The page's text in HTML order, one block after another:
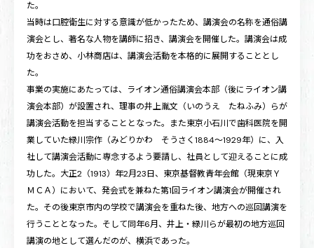
た。
当時は口腔衛生に対する意識が低かったため、講演会の名称を通俗講
演会とし、著名な人物を講師に招き、講演会を開催した。講演会は成
功をおさめ、小林商店は、講演会活動を本格的に展開することとし
た。
事業の実施にあたっては、ライオン通俗講演会本部（後にライオン講
演会本部）が設置され、理事の井上胤文（いのうえ たねふみ）らが
講演会活動を担当することとなった。また東京小石川で歯科医院を開
業していた緑川宗作（みどりかわ そうさく1884〜1929年）に、入
社して講演会活動に専念するよう要請し、社員として迎えることに成
功した。大正2（1913）年2月23日、東京基督教青年会館（現東京Ｙ
ＭＣＡ）において、発会式を兼ねた第1回ライオン講演会が開催され
た。その後東京市内の学校で講演会を重ねた後、地方への巡回講演を
行うこととなった。そして同年6月、井上・緑川らが最初の地方巡回
講演の地として選んだのが、横浜であった。